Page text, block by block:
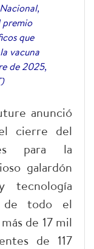
premio
que
vacuna
de 2025,
anunció
cierre del
para la
galardón
tecnología
de todo el
de 17 mil
de 117